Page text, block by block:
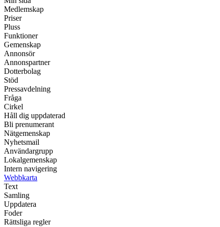
Medlemskap
Priser
Pluss
Funktioner
Gemenskap
Annonsör
Annonspartner
Dotterbolag
Stöd
Pressavdelning
Fråga
Cirkel
Håll dig uppdaterad
Bli prenumerant
Nätgemenskap
Nyhetsmail
Användargrupp
Lokalgemenskap
Intern navigering
Webbkarta
Text
Samling
Uppdatera
Foder
Rättsliga regler